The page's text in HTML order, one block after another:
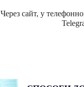
Через сайт, у